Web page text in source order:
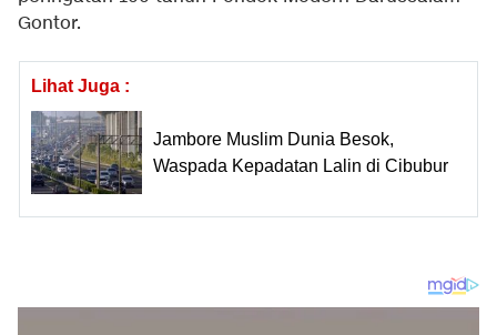
Gontor.
Lihat Juga :
Jambore Muslim Dunia Besok,
Waspada Kepadatan Lalin di Cibubur